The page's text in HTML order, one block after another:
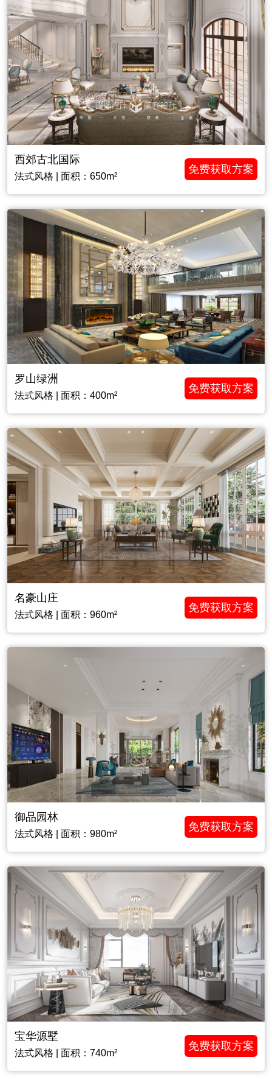
西郊古北国际
法式风格 | 面积：650m²
免费获取方案
罗山绿洲
法式风格 | 面积：400m²
免费获取方案
名豪山庄
法式风格 | 面积：960m²
免费获取方案
御品园林
法式风格 | 面积：980m²
免费获取方案
宝华源墅
法式风格 | 面积：740m²
免费获取方案